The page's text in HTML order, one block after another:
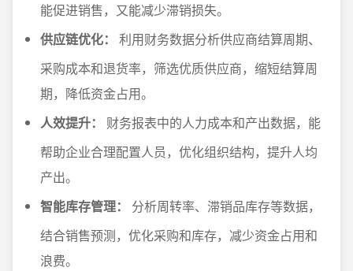
能促进销售，又能减少滞销损失。
供应链优化：
利用财务数据分析供应商结算周期、
采购成本和退货率，筛选优质供应商，缩短结算周
期，降低资金占用。
人效提升：
财务报表中的人力成本和产出数据，能
帮助企业合理配置人员，优化组织结构，提升人均
产出。
智能库存管理：
分析周转率、滞销品库存等数据，
结合销售预测，优化采购和库存，减少资金占用和
浪费。